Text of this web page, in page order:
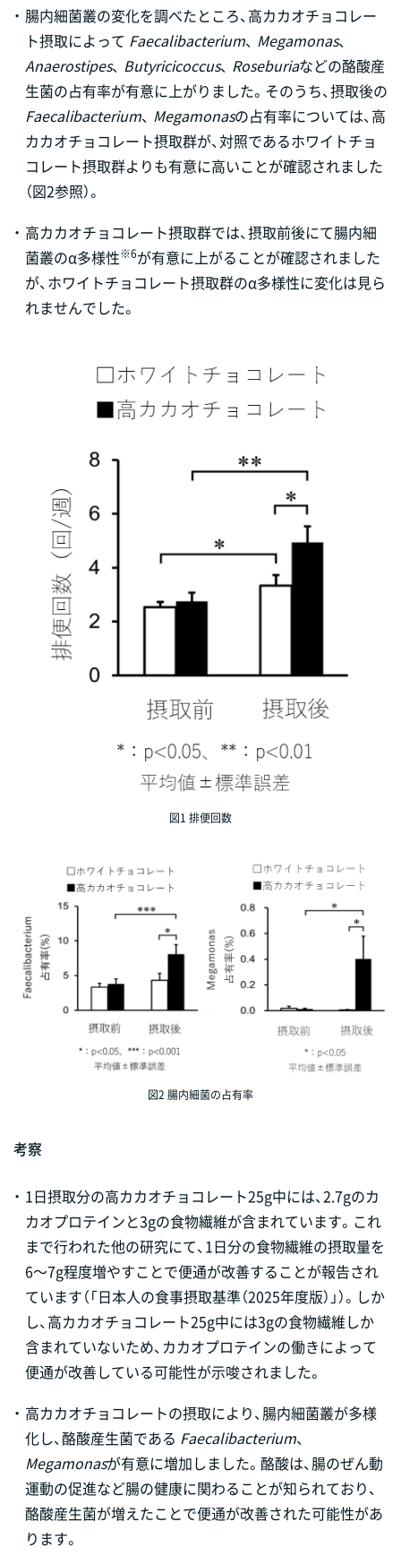
・ 腸内細菌叢の変化を調べたところ、高カカオチョコレー
ト摂取によって Faecalibacterium、 Megamonas、
Anaerostipes、 Butyricicoccus、 Roseburiaなどの酪酸産
生菌の占有率が有意に上がりました。そのうち、摂取後の
Faecalibacterium、 Megamonasの占有率については、高
カカオチョコレート摂取群が、対照であるホワイトチョ
コレート摂取群よりも有意に高いことが確認されました
（図2参照）。
・ 高カカオチョコレート摂取群では、摂取前後にて腸内細
菌叢のα多様性※6が有意に上がることが確認されました
が、ホワイトチョコレート摂取群のα多様性に変化は見ら
れませんでした。
図1 排便回数
図2 腸内細菌の占有率
考察
・ 1日摂取分の高カカオチョコレート25g中には、2.7gのカ
カオプロテインと3gの食物繊維が含まれています。これ
まで行われた他の研究にて、1日分の食物繊維の摂取量を
6～7g程度増やすことで便通が改善することが報告され
ています（「日本人の食事摂取基準（2025年度版）」）。しか
し、高カカオチョコレート25g中には3gの食物繊維しか
含まれていないため、カカオプロテインの働きによって
便通が改善している可能性が示唆されました。
・ 高カカオチョコレートの摂取により、腸内細菌叢が多様
化し、酪酸産生菌である Faecalibacterium、
Megamonasが有意に増加しました。酪酸は、腸のぜん動
運動の促進など腸の健康に関わることが知られており、
酪酸産生菌が増えたことで便通が改善された可能性があ
ります。